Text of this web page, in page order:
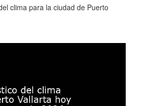
clima para la ciudad de Puerto